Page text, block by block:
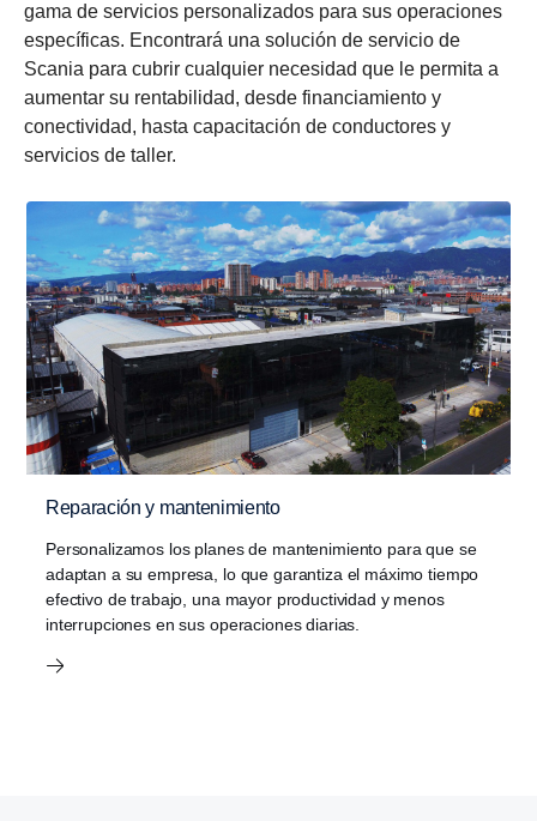
gama de servicios personalizados para sus operaciones
específicas. Encontrará una solución de servicio de
Scania para cubrir cualquier necesidad que le permita a
aumentar su rentabilidad, desde financiamiento y
conectividad, hasta capacitación de conductores y
servicios de taller.
Reparación y mantenimiento
Personalizamos los planes de mantenimiento para que se
adaptan a su empresa, lo que garantiza el máximo tiempo
efectivo de trabajo, una mayor productividad y menos
interrupciones en sus operaciones diarias.